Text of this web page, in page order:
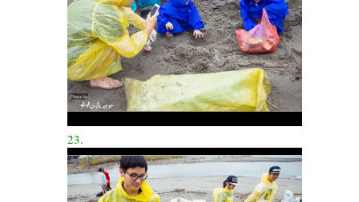
23.